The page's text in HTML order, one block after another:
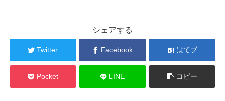
シェアする
Twitter Facebook はてブ
Pocket LINE コピー